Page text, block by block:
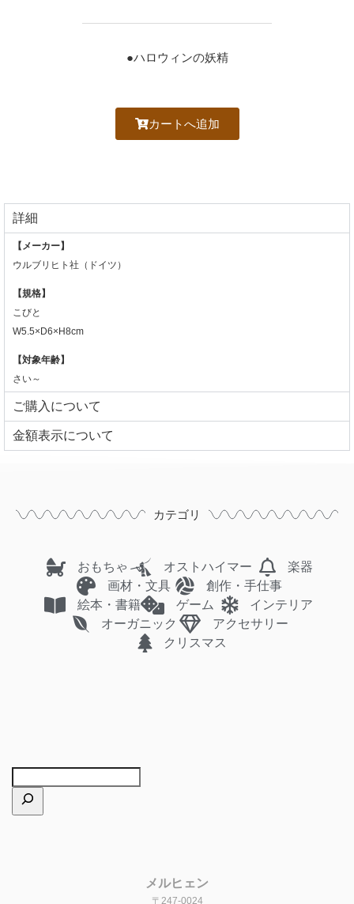
●ハロウィンの妖精
カートへ追加
詳細
【メーカー】
ウルブリヒト社 （ドイツ）
【規格】
こびと
W5.5×D6×H8cm
【対象年齢】
さい～
ご購入について
⾦額表⽰について
カテゴリ
おもちゃ オストハイマー
楽器
画材・文具
創作・手仕事
絵本・書籍
ゲーム
インテリア
オーガニック
アクセサリー
クリスマス
メルヒェン
〒247-0024